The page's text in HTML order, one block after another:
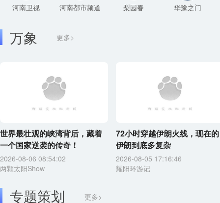
河南卫视 河南都市频道 梨园春 华豫之门
更多>
万象
世界最壮观的峡湾背后，藏着
一个国家逆袭的传奇！
2026-08-06 08:54:02
两颗太阳Show
72小时穿越伊朗火线，现在的
伊朗到底多复杂
2026-08-05 17:16:46
耀阳环游记
专题策划 更多>